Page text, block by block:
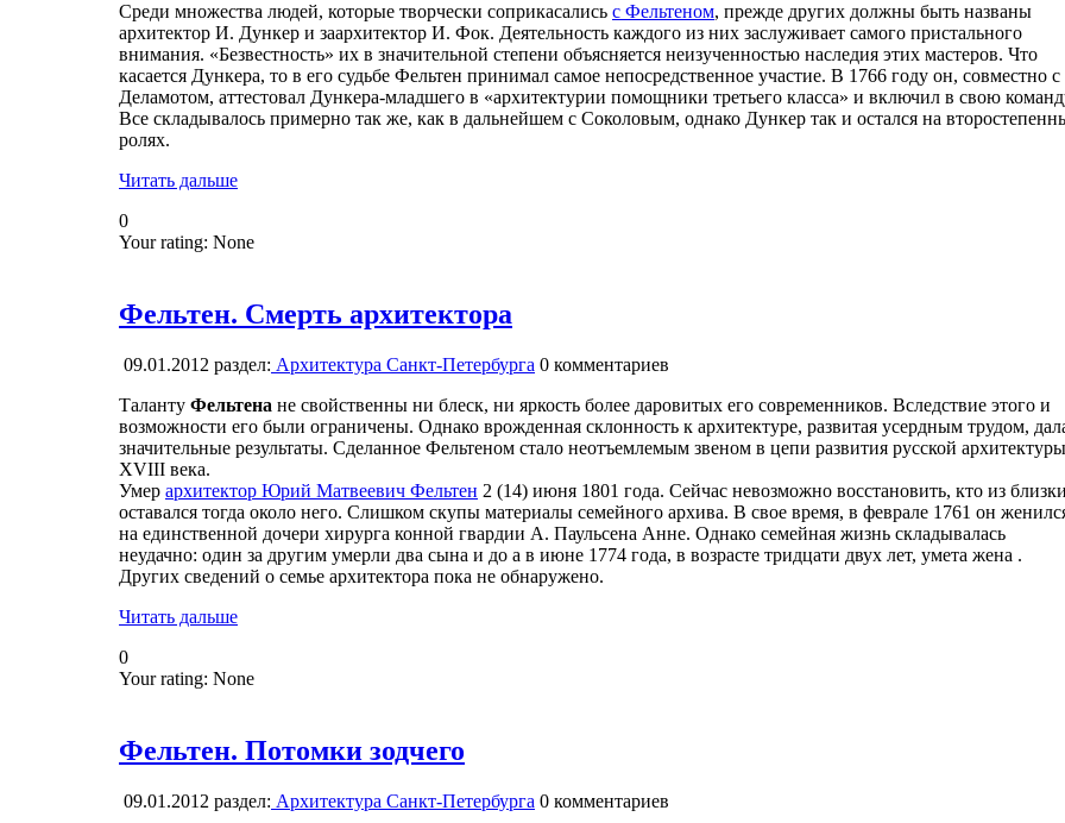
Среди множества людей, которые творчески соприкасались с Фельтеном, прежде других должны быть названы
архитектор И. Дункер и заархитектор И. Фок. Деятельность каждого из них заслуживает самого пристального
внимания. «Безвестность» их в значительной степени объясняется неизученностью наследия этих мастеров. Что
касается Дункера, то в его судьбе Фельтен принимал самое непосредственное участие. В 1766 году он, совместно с
Деламотом, аттестовал Дункера-младшего в «архитектурии помощники третьего класса» и включил в свою
Все складывалось примерно так же, как в дальнейшем с Соколовым, однако Дункер так и остался на
ролях.
Читать дальше
0
Your rating: None
Фельтен. Смерть архитектора
09.01.2012 раздел: Архитектура Санкт-Петербурга 0 комментариев
Таланту Фельтена не свойственны ни блеск, ни яркость более даровитых его современников. Вследствие этого и
возможности его были ограничены. Однако врожденная склонность к архитектуре, развитая усердным трудом,
значительные результаты. Сделанное Фельтеном стало неотъемлемым звеном в цепи развития русской архитектуры
XVIII века.
Умер архитектор Юрий Матвеевич Фельтен 2 (14) июня 1801 года. Сейчас невозможно восстановить, кто из
оставался тогда около него. Слишком скупы материалы семейного архива. В свое время, в феврале 1761 он
на единственной дочери хирурга конной гвардии А. Паульсена Анне. Однако семейная жизнь складывалась
неудачно: один за другим умерли два сына и до а в июне 1774 года, в возрасте тридцати двух лет, умета жена .
Других сведений о семье архитектора пока не обнаружено.
Читать дальше
0
Your rating: None
Фельтен. Потомки зодчего
09.01.2012 раздел: Архитектура Санкт-Петербурга 0 комментариев